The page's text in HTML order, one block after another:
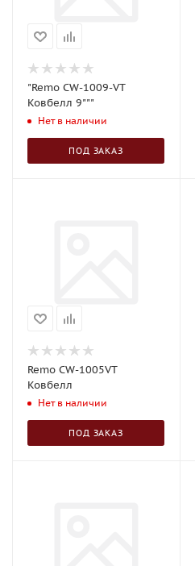
"Remo CW-1009-VT
Ковбелл 9"""
Нет в наличии
ПОД ЗАКАЗ
Remo CW-1005VT
Ковбелл
Нет в наличии
ПОД ЗАКАЗ